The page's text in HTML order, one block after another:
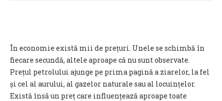
În economie există mii de prețuri. Unele se schimbă în
fiecare secundă, altele aproape că nu sunt observate.
Prețul petrolului ajunge pe prima pagină a ziarelor, la fel
și cel al aurului, al gazelor naturale sau al locuințelor.
Există însă un preț care influențează aproape toate